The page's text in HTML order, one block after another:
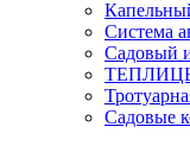
Система
Садовый
Садовые